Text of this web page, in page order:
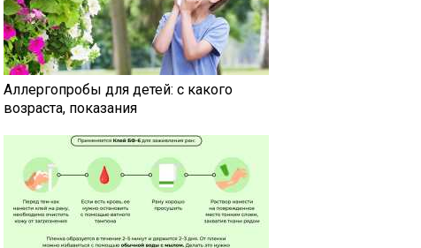
Аллергопробы для детей: с какого
возраста, показания